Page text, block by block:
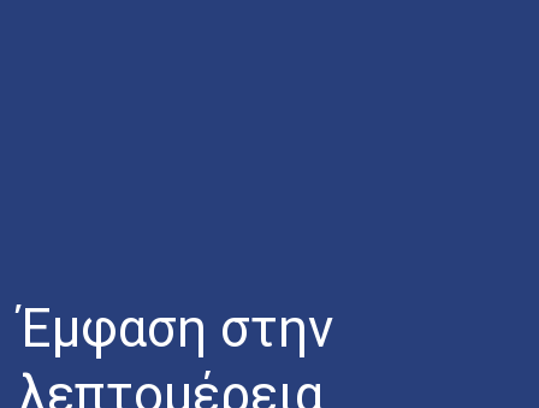
Έμφαση στην
λεπτομέρεια